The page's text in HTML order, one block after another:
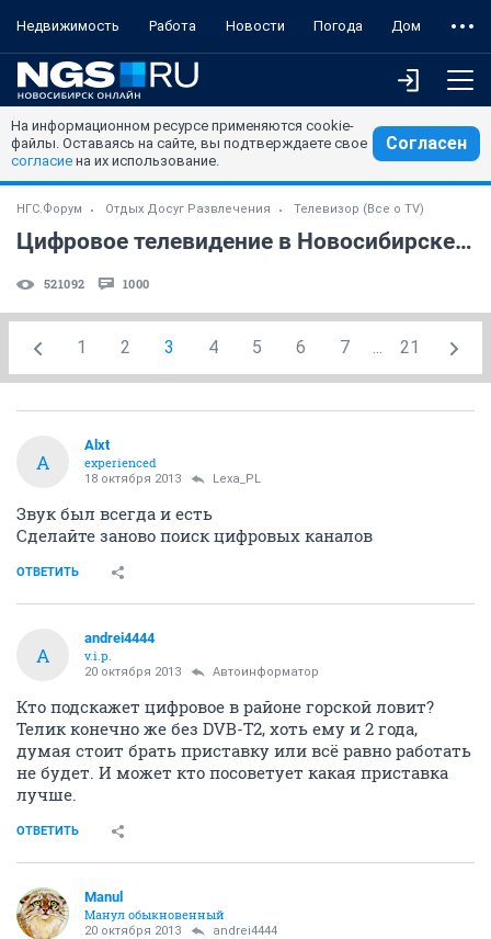
Недвижимость Работа Новости Погода Дом
На информационном ресурсе применяются cookie-
файлы. Оставаясь на сайте, вы подтверждаете свое
согласие на их использование.
Согласен
НГС.Форум Отдых Досуг Развлечения Телевизор (Все о TV)
Цифровое телевидение в Новосибирске. (часть 2)
521092 1000
1 2 3 4 5 6 7 ... 21
A
Alxt
experienced
18 октября 2013 Lexa_PL
Звук был всегда и есть
Сделайте заново поиск цифровых каналов
ОТВЕТИТЬ
A
andrei4444
v.i.p.
20 октября 2013 Автоинформатор
Кто подскажет цифровое в районе горской ловит?
Телик конечно же без DVB-T2, хоть ему и 2 года,
думая стоит брать приставку или всё равно работать
не будет. И может кто посоветует какая приставка
лучше.
ОТВЕТИТЬ
Manul
Манул обыкновенный
20 октября 2013 andrei4444